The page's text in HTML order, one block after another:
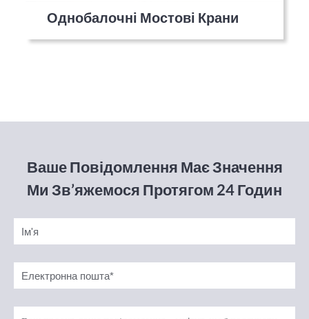
Однобалочні Мостові Крани
Ваше Повідомлення Має Значення
Ми Зв’яжемося Протягом 24 Годин